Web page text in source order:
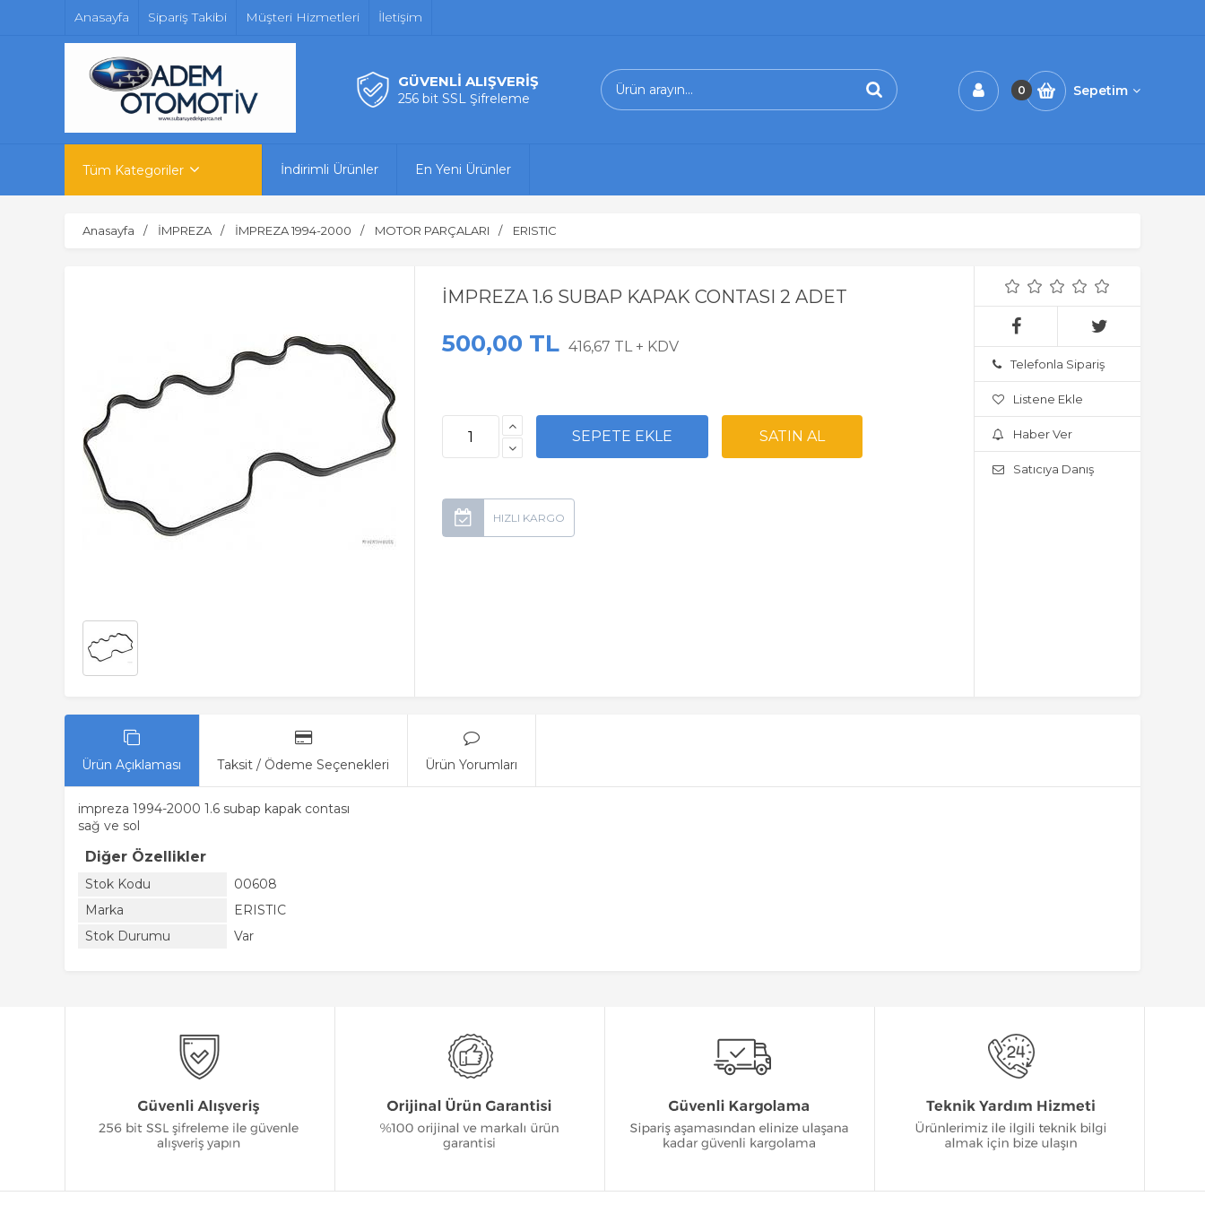
Anasayfa Sipariş Takibi Müşteri Hizmetleri İletişim
GÜVENLİ ALIŞVERİŞ
256 bit SSL Şifreleme
0 Sepetim
Tüm Kategoriler İndirimli Ürünler En Yeni Ürünler
Anasayfa İMPREZA İMPREZA 1994-2000 MOTOR PARÇALARI ERISTIC
İMPREZA 1.6 SUBAP KAPAK CONTASI 2 ADET
500,00 TL 416,67 TL + KDV
Telefonla Sipariş
Listene Ekle
Haber Ver
Satıcıya Danış
Ürün Açıklaması Taksit / Ödeme Seçenekleri Ürün Yorumları
impreza 1994-2000 1.6 subap kapak contası
sağ ve sol
Diğer Özellikler
Stok Kodu
00608
Marka
ERISTIC
Stok Durumu
Var